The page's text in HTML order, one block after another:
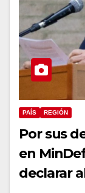
PAÍS REGIÓN
Por sus
en
declarar